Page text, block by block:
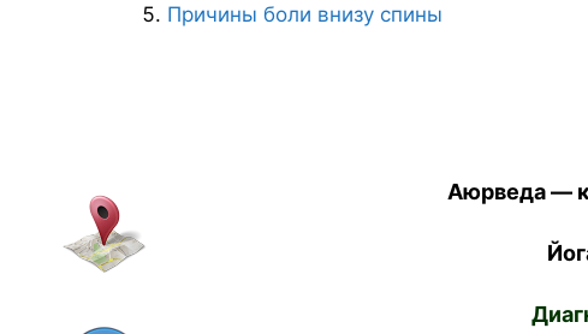
Причины боли внизу спины
Аюрведа —